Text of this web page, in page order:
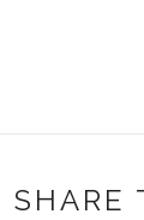
SHARE